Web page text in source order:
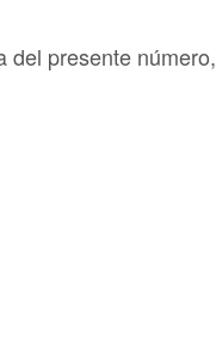
del presente número,